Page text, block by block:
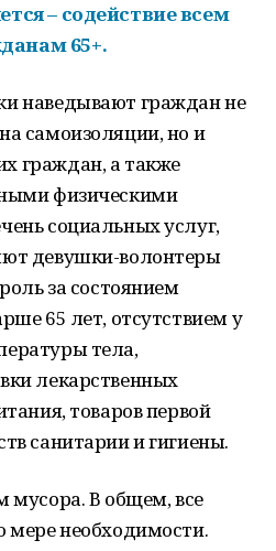
– содействие всем
65+.
наведывают граждан не
самоизоляции, но и
граждан, а также
физическими
социальных услуг,
девушки-волонтеры
за состоянием
65 лет, отсутствием у
тела,
лекарственных
товаров первой
санитарии и гигиены.
мусора. В общем, все
мере необходимости.